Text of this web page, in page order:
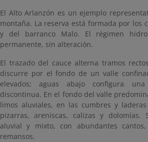
El Alto Arlanzón es un ejemplo
montaña. La reserva está formada por los
y del barranco Malo. El régimen
permanente, sin alteración.
El trazado del cauce alterna tramos
discurre por el fondo de un valle
elevados; aguas abajo configura
discontinua. En el fondo del valle
limos aluviales, en las cumbres y
pizarras, areniscas, calizas y dolomías.
aluvial y mixto, con abundantes
remansos.